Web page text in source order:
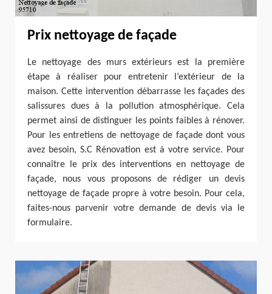
Prix nettoyage de façade
Le nettoyage des murs extérieurs est la première
étape à réaliser pour entretenir l’extérieur de la
maison. Cette intervention débarrasse les façades des
salissures dues à la pollution atmosphérique. Cela
permet ainsi de distinguer les points faibles à rénover.
Pour les entretiens de nettoyage de façade dont vous
avez besoin, S.C Rénovation est à votre service. Pour
connaître le prix des interventions en nettoyage de
façade, nous vous proposons de rédiger un devis
nettoyage de façade propre à votre besoin. Pour cela,
faites-nous parvenir votre demande de devis via le
formulaire.